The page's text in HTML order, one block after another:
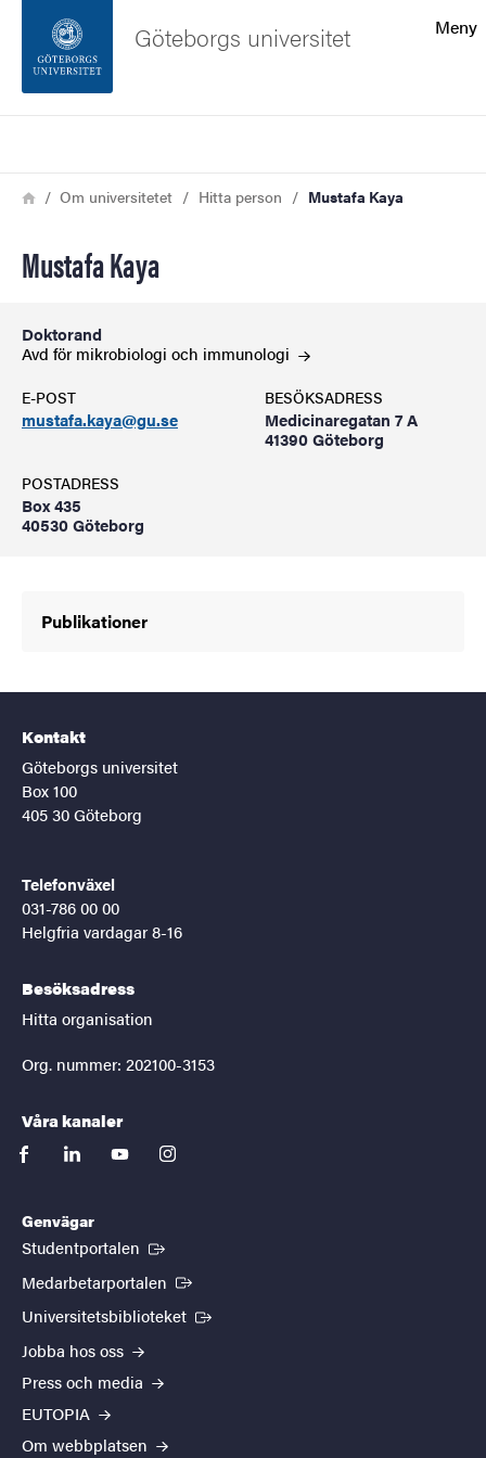
Sidfoten
Meny
Göteborgs universitet
Länkstig
HemOm universitetet Hitta person Mustafa Kaya
Mustafa Kaya
Doktorand
Avd för mikrobiologi och immunologi
E-POST
mustafa.kaya@gu.se
BESÖKSADRESS
Medicinaregatan 7 A
41390 Göteborg
POSTADRESS
Box 435
40530 Göteborg
Publikationer
Kontakt
Göteborgs universitet
Box 100
405 30 Göteborg
Telefonväxel
031-786 00 00
Helgfria vardagar 8-16
Besöksadress
Hitta organisation
Org. nummer: 202100-3153
Våra kanaler
facebooklinkedinyoutubeinstagram
Genvägar
Studentportalen (Extern länk)
Medarbetarportalen (Extern länk)
Universitetsbiblioteket (Extern länk)
Jobba hos oss
Press och media
EUTOPIA
Om webbplatsen